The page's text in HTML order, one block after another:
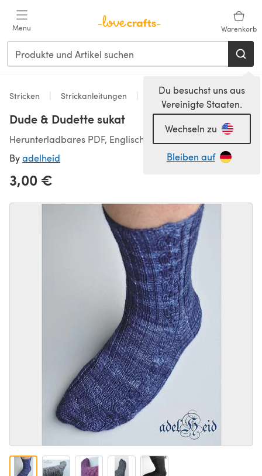
Menu Warenkorb
Du besuchst uns aus
Vereinigte Staaten.
Wechseln zu
Bleiben auf
Stricken Strickanleitungen Socken
Dude & Dudette sukat
Herunterladbares PDF, Englisch
Byadelheid
3,00 €